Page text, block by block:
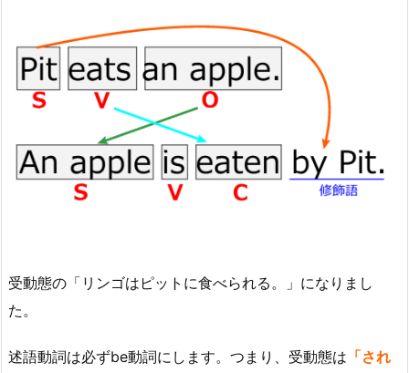
受動態の「リンゴはピットに食べられる。」になりまし
た。
述語動詞は必ずbe動詞にします。つまり、受動態は 「され